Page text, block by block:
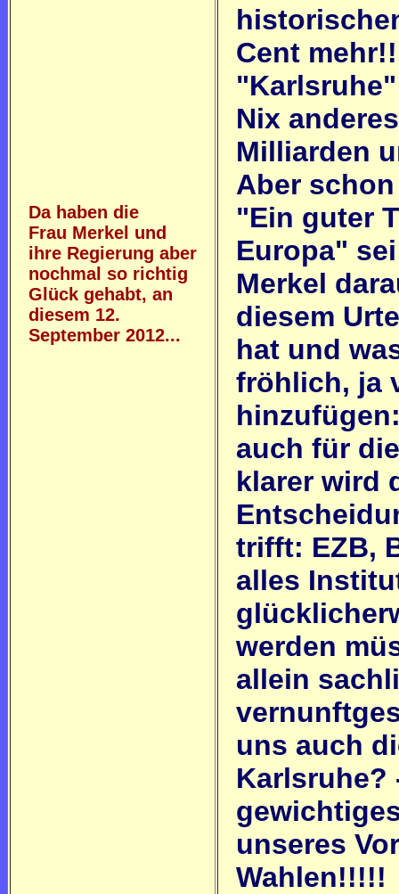
Da haben die
Frau Merkel und
ihre Regierung aber
nochmal so richtig
Glück gehabt, an
diesem 12.
September 2012...
Cent
Nix
Milliarden
Aber
"Ein guter
Europa"
Merkel
diesem
hat und
fröhlich, ja
auch für
klarer wird
trifft: EZB,
alles
werden
allein
uns auch
Karlsruhe?
unseres
Wahlen!!!!!